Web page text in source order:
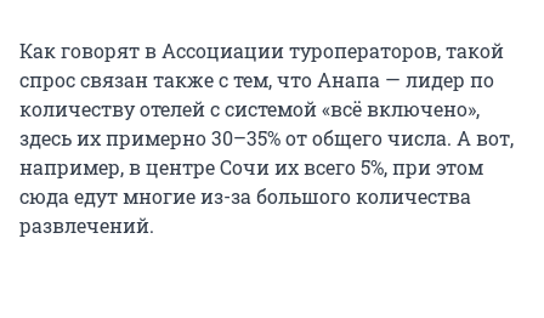
Как говорят в Ассоциации туроператоров, такой
спрос связан также с тем, что Анапа — лидер по
количеству отелей с системой «всё включено»,
здесь их примерно 30–35% от общего числа. А вот,
например, в центре Сочи их всего 5%, при этом
сюда едут многие из-за большого количества
развлечений.